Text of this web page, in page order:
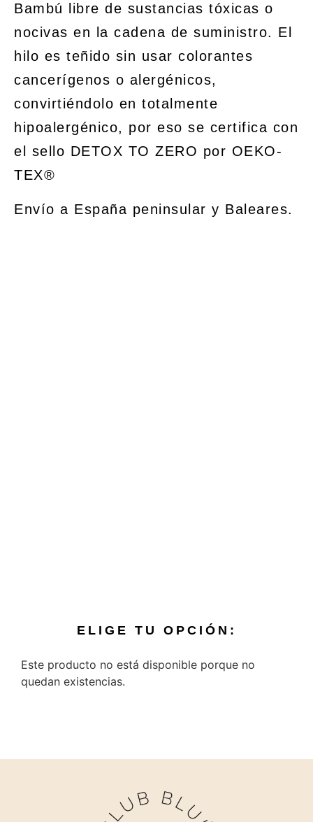
Bambú libre de sustancias tóxicas o
nocivas en la cadena de suministro. El
hilo es teñido sin usar colorantes
cancerígenos o alergénicos,
convirtiéndolo en totalmente
hipoalergénico, por eso se certifica con
el sello DETOX TO ZERO por OEKO-
TEX®
Envío a España peninsular y Baleares.
ELIGE TU OPCIÓN:
Este producto no está disponible porque no
quedan existencias.